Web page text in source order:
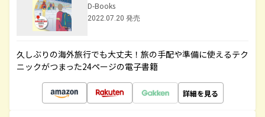
D-Books
2022.07.20 発売
久しぶりの海外旅行でも大丈夫！旅の手配や準備に使えるテク
ニックがつまった24ページの電子書籍
詳細を見る